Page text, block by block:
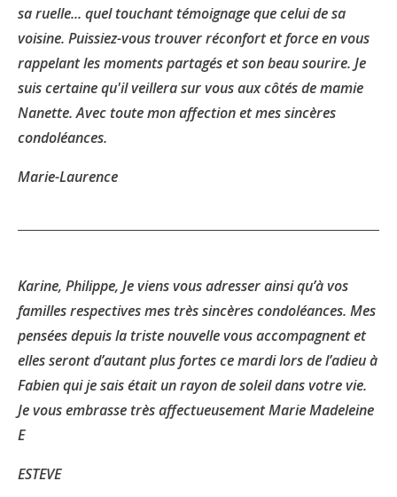
sa ruelle... quel touchant témoignage que celui de sa
voisine. Puissiez-vous trouver réconfort et force en vous
rappelant les moments partagés et son beau sourire. Je
suis certaine qu'il veillera sur vous aux côtés de mamie
Nanette. Avec toute mon affection et mes sincères
condoléances.
Marie-Laurence
Karine, Philippe, Je viens vous adresser ainsi qu’à vos
familles respectives mes très sincères condoléances. Mes
pensées depuis la triste nouvelle vous accompagnent et
elles seront d’autant plus fortes ce mardi lors de l’adieu à
Fabien qui je sais était un rayon de soleil dans votre vie.
Je vous embrasse très affectueusement Marie Madeleine
E
ESTEVE